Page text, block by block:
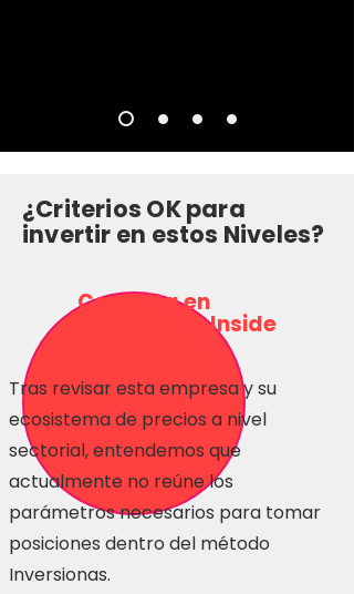
¿Criterios OK para
invertir en estos Niveles?
Consulta en
Inversionas Inside
Tras revisar esta empresa y su
ecosistema de precios a nivel
sectorial, entendemos que
actualmente no reúne los
parámetros necesarios para tomar
posiciones dentro del método
Inversionas.